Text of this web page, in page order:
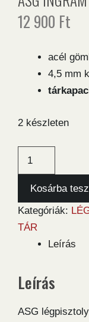
12 900 Ft
acél
4,5 mm
2 készleten
ASG
M11
légpisztoly
tár
mennyiség
Kosárba
Kategóriák:
TÁR
Leírás
Leírás
ASG